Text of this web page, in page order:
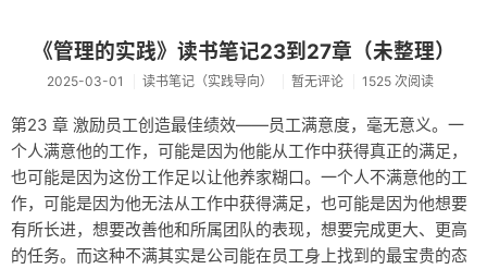
《管理的实践》读书笔记23到27章（未整理）
2025-03-01 读书笔记（实践导向） 暂无评论 1525 次阅读
第23 章 激励员工创造最佳绩效——员工满意度，毫无意义。一
个人满意他的工作，可能是因为他能从工作中获得真正的满足，
也可能是因为这份工作足以让他养家糊口。一个人不满意他的工
作，可能是因为他无法从工作中获得满足，也可能是因为他想要
有所长进，想要改善他和所属团队的表现，想要完成更大、更高
的任务。而这种不满其实是公司能在员工身上找到的最宝贵的态